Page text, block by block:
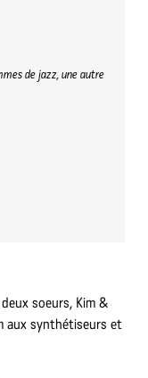
de jazz, une autre
soeurs, Kim &
aux synthétiseurs et